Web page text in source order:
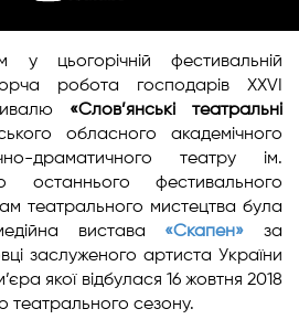
у цьогорічній фестивальній
робота господарів ХХVІ
«Слов’янські театральні
обласного академічного
драматичного театру ім.
останнього фестивального
театрального мистецтва була
вистава «Скапен» за
заслуженого артиста України
якої відбулася 16 жовтня 2018
театрального сезону.